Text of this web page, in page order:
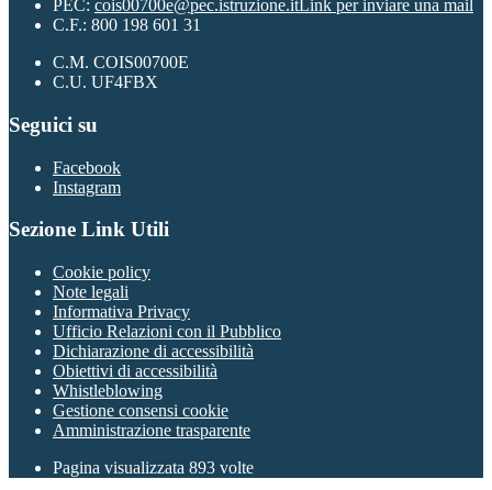
PEC: cois00700e@pec.istruzione.itLink per inviare una mail
C.F.: 800 198 601 31
C.M. COIS00700E
C.U. UF4FBX
Seguici su
Facebook
Instagram
Sezione Link Utili
Cookie policy
Note legali
Informativa Privacy
Ufficio Relazioni con il Pubblico
Dichiarazione di accessibilità
Obiettivi di accessibilità
Whistleblowing
Gestione consensi cookie
Amministrazione trasparente
Pagina visualizzata 893 volte